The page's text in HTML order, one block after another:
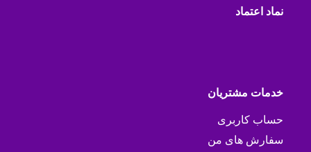
نماد اعتماد
خدمات مشتریان
حساب کاربری
سفارش های من